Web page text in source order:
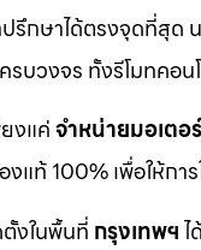
รึกษาได้ตรงจุดที่สุด
ครบวงจร ทั้งรีโมทคอน
งแค่จำหน่ายมอเตอ
งแท้ 100% เพื่อให้กา
งในพื้นที่ กรุงเทพฯ